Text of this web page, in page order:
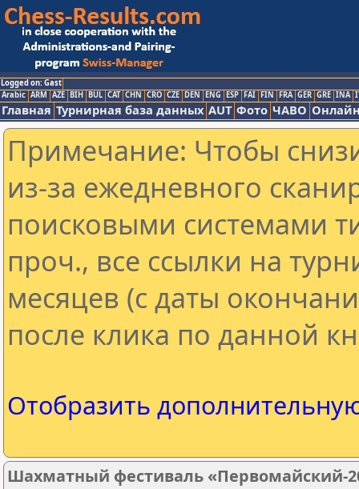
Logged on: Gast
Arabic ARM AZE BIH BUL CAT CHN CRO CZE DEN ENG ESP FAI FIN FRA GER GRE INA
Главная Турнирная база данных AUT Фото ЧАВО
Примечание: Чтобы
из-за ежедневного
поисковыми системами
проч., все ссылки на
месяцев (с даты
после клика по данной
Отобразить
Шахматный фестиваль «Первомайский-